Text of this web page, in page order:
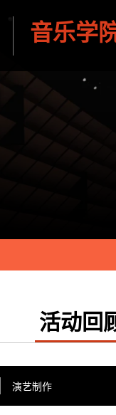
音乐学
活动回
演艺制作